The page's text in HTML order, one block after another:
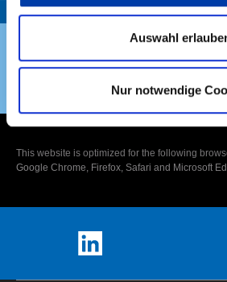
Auswahl
Nur notwendige
TOP
This website is optimized for the following
Google Chrome, Firefox, Safari and Microsoft